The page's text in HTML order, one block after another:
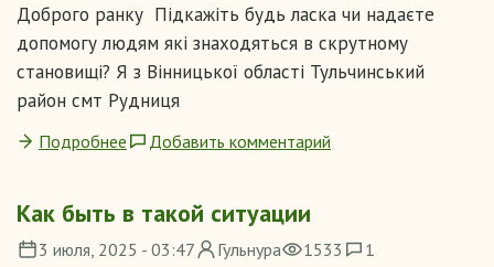
Доброго ранку Підкажіть будь ласка чи надаєте
допомогу людям які знаходяться в скрутному
становищі? Я з Вінницької області Тульчинський
район смт Рудниця
Подробнее Добавить комментарий
Как быть в такой ситуации
3 июля, 2025 - 03:47 Гульнура 1533 1